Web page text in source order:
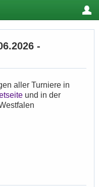
-
aller Turniere in
und in der